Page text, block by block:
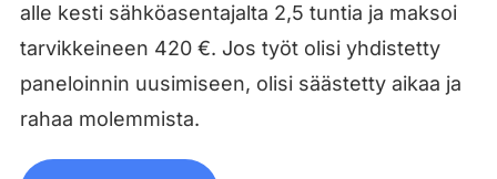
alle kesti sähköasentajalta 2,5 tuntia ja maksoi
tarvikkeineen 420 €. Jos työt olisi yhdistetty
paneloinnin uusimiseen, olisi säästetty aikaa ja
rahaa molemmista.